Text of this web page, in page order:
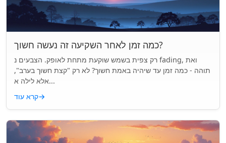
כמה זמן לאחר השקיעה זה נעשה חשוך?
רק צפית בשמש שוקעת מתחת לאופק. הצבעים נ fading, ואת
תוהה - כמה זמן עד שיהיה באמת חשוך? לא רק "קצת חשוך בערב",
אלא לילה א...
קרא עוד→